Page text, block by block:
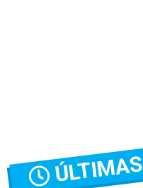
ÚLTIMAS